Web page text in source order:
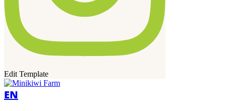
Edit Template
EN